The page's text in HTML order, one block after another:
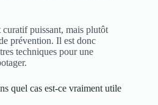
curatif puissant, mais plutôt
prévention. Il est donc
techniques pour une
quel cas est-ce vraiment utile